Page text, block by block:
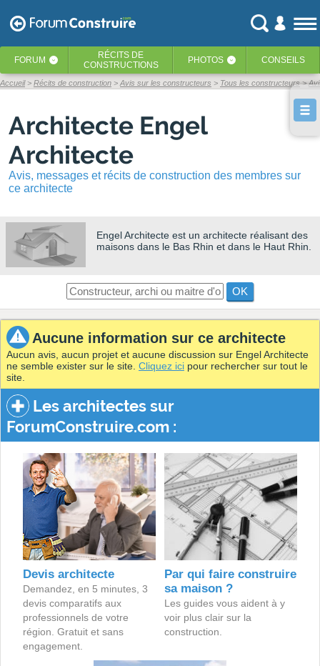
FORUM ‹ RÉCITS DE
CONSTRUCTIONS
PHOTOS ‹ CONSEILS
Accueil Récits de construction Avis sur les constructeurs Tous les constructeurs
Architecte Engel
Architecte
Avis, messages et récits de construction des membres sur
ce architecte
Engel Architecte est un architecte réalisant des
maisons dans le Bas Rhin et dans le Haut Rhin.
OK
Aucune information sur ce architecte
Aucun avis, aucun projet et aucune discussion sur Engel Architecte
ne semble exister sur le site. Cliquez ici pour rechercher sur tout le
site.
Les architectes sur
ForumConstruire.com :
Devis architecte
Demandez, en 5 minutes, 3
devis comparatifs aux
professionnels de votre
région. Gratuit et sans
engagement.
Par qui faire construire
sa maison ?
Les guides vous aident à y
voir plus clair sur la
construction.